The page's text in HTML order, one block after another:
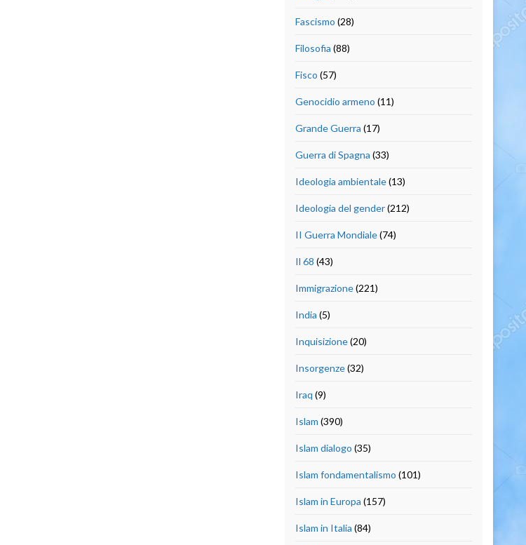
Fascismo (28)
Filosofia (88)
Fisco (57)
Genocidio armeno (11)
Grande Guerra (17)
Guerra di Spagna (33)
Ideologia ambientale(13)
Ideologia del gender(212)
II Guerra Mondiale(74)
Il 68 (43)
Immigrazione(221)
India (5)
Inquisizione(20)
Insorgenze(32)
Iraq (9)
Islam (390)
Islam dialogo (35)
Islam fondamentalismo (101)
Islam in Europa (157)
Islam in Italia (84)